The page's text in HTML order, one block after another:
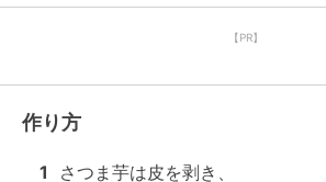
【PR】
作り方
1
さつま芋は皮を剥き、